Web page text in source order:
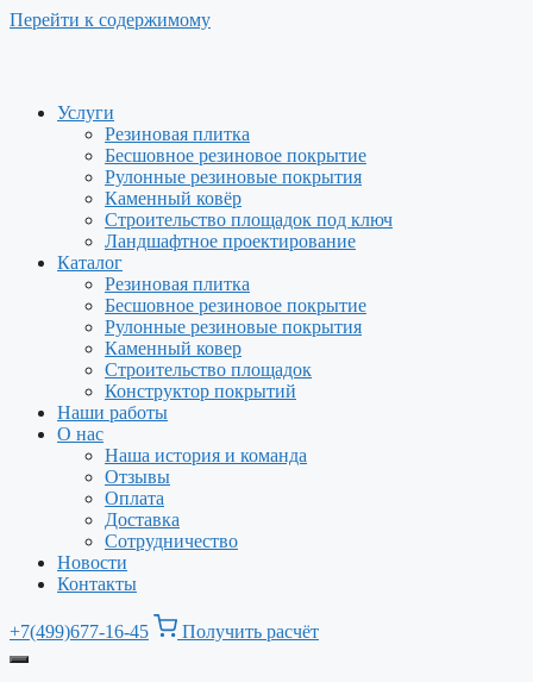
Перейти к содержимому
Услуги
Резиновая плитка
Бесшовное резиновое покрытие
Рулонные резиновые покрытия
Каменный ковёр
Строительство площадок под ключ
Ландшафтное проектирование
Каталог
Резиновая плитка
Бесшовное резиновое покрытие
Рулонные резиновые покрытия
Каменный ковер
Строительство площадок
Конструктор покрытий
Наши работы
О нас
Наша история и команда
Отзывы
Оплата
Доставка
Сотрудничество
Новости
Контакты
+7(499)677-16-45 Получить расчёт